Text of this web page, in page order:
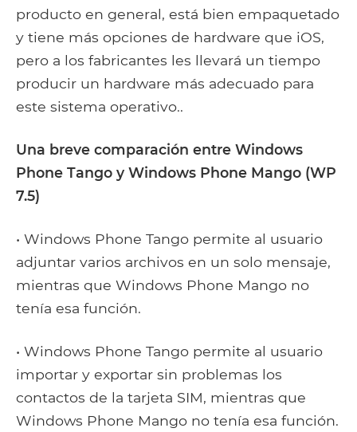
producto en general, está bien empaquetado
y tiene más opciones de hardware que iOS,
pero a los fabricantes les llevará un tiempo
producir un hardware más adecuado para
este sistema operativo..
Una breve comparación entre Windows
Phone Tango y Windows Phone Mango (WP
7.5)
• Windows Phone Tango permite al usuario
adjuntar varios archivos en un solo mensaje,
mientras que Windows Phone Mango no
tenía esa función.
• Windows Phone Tango permite al usuario
importar y exportar sin problemas los
contactos de la tarjeta SIM, mientras que
Windows Phone Mango no tenía esa función.